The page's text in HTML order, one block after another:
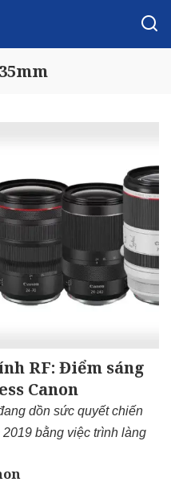
RF: Điểm sáng
Canon
dồn sức quyết chiến
bằng việc trình làng